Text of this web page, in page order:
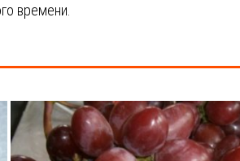
времени.